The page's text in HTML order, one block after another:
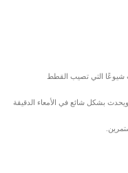
شيوعًا التي تصيب القطط
بشكل شائع في الأمعاء الدقيقة